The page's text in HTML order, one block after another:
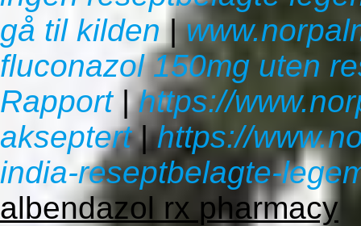
gå til kilden|
fluconazol 150mg uten
Rapport|https://
akseptert|https://
india-reseptbelagte-
albendazol rx pharmacy